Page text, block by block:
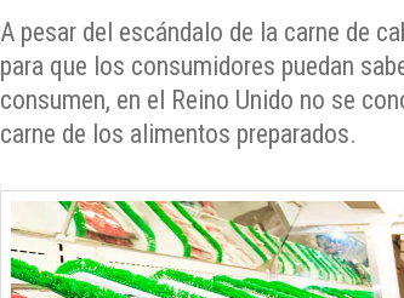
A pesar del escándalo de la carne de
para que los consumidores puedan
consumen, en el Reino Unido no se
carne de los alimentos preparados.